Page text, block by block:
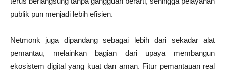
publik pun menjadi lebih efisien.
Netmonk juga dipandang sebagai lebih dari sekadar alat
pemantau, melainkan bagian dari upaya membangun
ekosistem digital yang kuat dan aman. Fitur pemantauan real